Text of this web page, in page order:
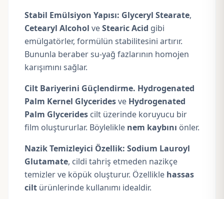
Stabil Emülsiyon Yapısı: Glyceryl Stearate,
Cetearyl Alcohol veStearic Acid gibi
emülgatörler, formülün stabilitesini artırır.
Bununla beraber su-yağ fazlarının homojen
karışımını sağlar.
Cilt Bariyerini Güçlendirme. Hydrogenated
Palm Kernel Glyceridesve Hydrogenated
Palm Glycerides cilt üzerinde koruyucu bir
film oluştururlar. Böylelikle nem kaybını önler.
Nazik Temizleyici Özellik: Sodium Lauroyl
Glutamate, cildi tahriş etmeden nazikçe
temizler ve köpük oluşturur. Özellikle hassas
cilt ürünlerinde kullanımı idealdir.